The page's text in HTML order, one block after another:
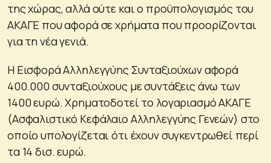
της χώρας, αλλά ούτε και ο προϋπολογισμός του
ΑΚΑΓΕ που αφορά σε χρήματα που προορίζονται
για τη νέα γενιά.
Η Εισφορά Αλληλεγγύης Συνταξιούχων αφορά
400.000 συνταξιούχους με συντάξεις άνω των
1400 ευρώ. Χρηματοδοτεί το λογαριασμό ΑΚΑΓΕ
(Ασφαλιστικό Κεφάλαιο Αλληλεγγύης Γενεών) στο
οποίο υπολογίζεται ότι έχουν συγκεντρωθεί περί
τα 14 δισ. ευρώ.